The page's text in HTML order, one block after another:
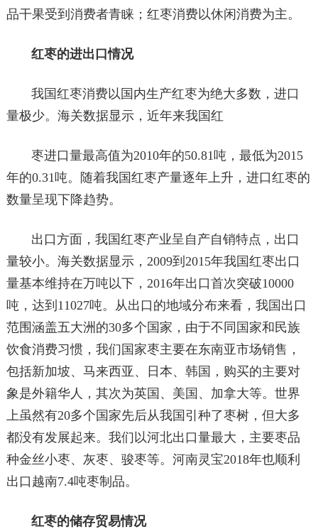
品干果受到消费者青睐；红枣消费以休闲消费为主。
红枣的进出口情况
我国红枣消费以国内生产红枣为绝大多数，进口
量极少。海关数据显示，近年来我国红
枣进口量最高值为2010年的50.81吨，最低为2015
年的0.31吨。随着我国红枣产量逐年上升，进口红枣的
数量呈现下降趋势。
出口方面，我国红枣产业呈自产自销特点，出口
量较小。海关数据显示，2009到2015年我国红枣出口
量基本维持在万吨以下，2016年出口首次突破10000
吨，达到11027吨。从出口的地域分布来看，我国出口
范围涵盖五大洲的30多个国家，由于不同国家和民族
饮食消费习惯，我们国家枣主要在东南亚市场销售，
包括新加坡、马来西亚、日本、韩国，购买的主要对
象是外籍华人，其次为英国、美国、加拿大等。世界
上虽然有20多个国家先后从我国引种了枣树，但大多
都没有发展起来。我们以河北出口量最大，主要枣品
种金丝小枣、灰枣、骏枣等。河南灵宝2018年也顺利
出口越南7.4吨枣制品。
红枣的储存贸易情况